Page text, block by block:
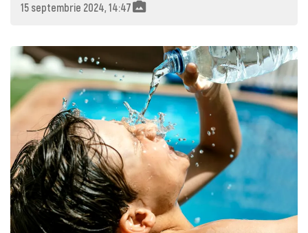
15 septembrie 2024, 14:47